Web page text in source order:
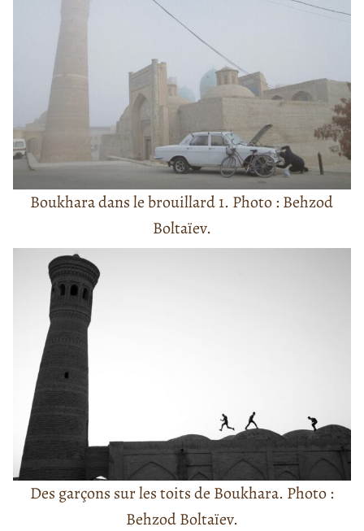
Boukhara dans le brouillard 1. Photo : Behzod
Boltaïev.
Des garçons sur les toits de Boukhara. Photo :
Behzod Boltaïev.